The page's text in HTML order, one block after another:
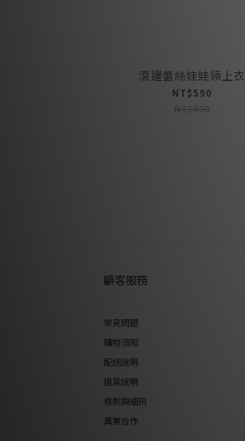
滾邊蕾絲娃娃領上衣
NT$590
NT$890
顧客服務
常見問題
購物須知
配送說明
退貨說明
條款與細則
異業合作